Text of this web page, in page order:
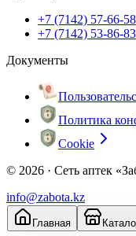
+7 (7142) 57-66-58
+7 (7142) 53-86-83
Документы
Политика
Cookie
© 2026 · Сеть аптек
info@zabota.kz
Главная